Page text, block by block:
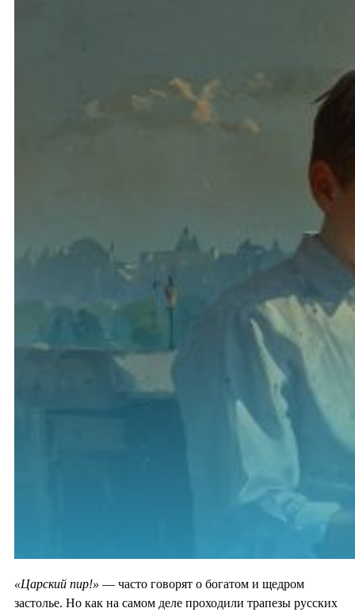
«Царский пир!» — часто говорят о богатом и щедром
застолье. Но как на самом деле проходили трапезы русских